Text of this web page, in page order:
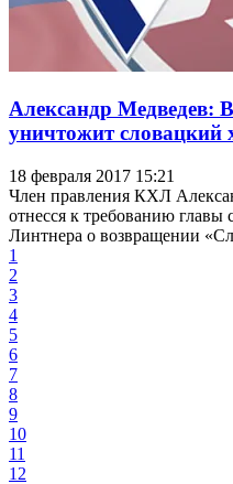
Александр Медведев:
уничтожит словацкий
18 февраля 2017 15:21
Член правления КХЛ
отнесся к требованию главы
Линтнера о возвращении
1
2
3
4
5
6
7
8
9
10
11
12